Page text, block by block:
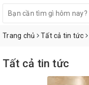
Trang chủ Tất cả tin tức
Tất cả tin tức